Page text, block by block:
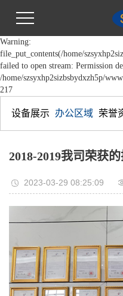
Warning:
file_put_contents(/home/
failed to open stream: Permission
/home/szsyxhp2sizbsbydxzh5p/
217
设备展示 办公区域 荣誉
2018-2019我司荣获
2023-03-29 08:25:09